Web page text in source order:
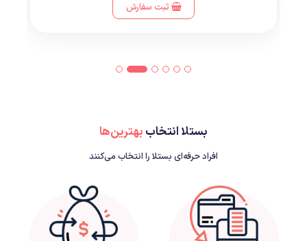
ثبت سفارش
بستلا انتخاببهترین‌ها
افراد حرفه‌ای بستلا را انتخاب می‌کنند